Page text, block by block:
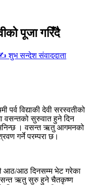
पूजा गरिँदै
शुभ सन्देश संवाददाता
पर्व विद्याकी देवी सरस्वतीको
वसन्तको सुरुवात हुने दिन
। वसन्त ऋतु आगमनको
गर्ने परम्परा छ।
आठ दिनसम्म भेट गरेका
ऋतु सुरु हुने चैतकृष्ण